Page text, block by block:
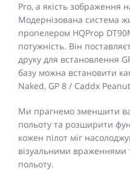
Pro, а якість зображення
Модернізована система
пропелером HQProp
потужність. Він
друку для встановлення
базу можна встановити
Naked, GP 8 / Caddx
Ми прагнемо зменшити
польоту та розширити
кожен пілот міг
візуальними враженнями
польоту.